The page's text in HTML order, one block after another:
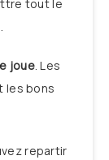
tout le
joue. Les
les bons
repartir